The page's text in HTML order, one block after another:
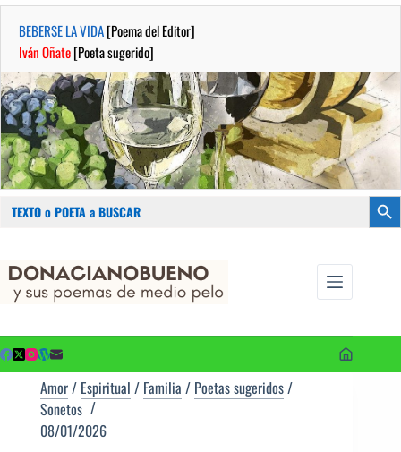
BEBERSE LA VIDA[Poema del Editor]
Iván Oñate[Poeta sugerido]
contenido
Amor/ Espiritual / Familia / Poetas sugeridos/
Sonetos
08/01/2026